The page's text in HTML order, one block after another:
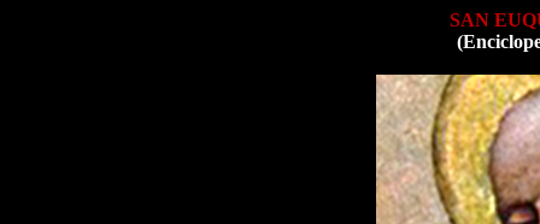
SAN